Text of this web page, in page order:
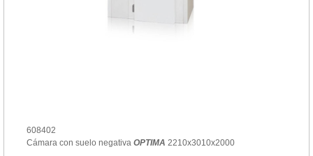
608402
Cámara con suelo negativa OPTIMA 2210x3010x2000